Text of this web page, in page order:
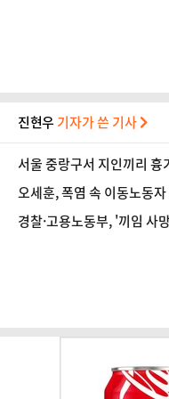
진현우 기자가 쓴 기사
서울 중랑구서 지인끼리
오세훈, 폭염 속 이동노동
경찰·고용노동부, '끼임 사